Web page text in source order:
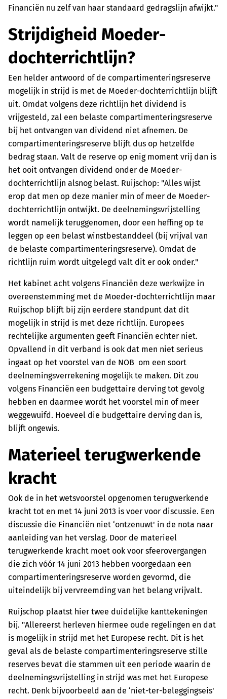
Financiën nu zelf van haar standaard gedragslijn afwijkt."
Strijdigheid Moeder-
dochterrichtlijn?
Een helder antwoord of de compartimenteringsreserve
mogelijk in strijd is met de Moeder-dochterrichtlijn blijft
uit. Omdat volgens deze richtlijn het dividend is
vrijgesteld, zal een belaste compartimenteringsreserve
bij het ontvangen van dividend niet afnemen. De
compartimenteringsreserve blijft dus op hetzelfde
bedrag staan. Valt de reserve op enig moment vrij dan is
het ooit ontvangen dividend onder de Moeder-
dochterrichtlijn alsnog belast. Ruijschop: "Alles wijst
erop dat men op deze manier min of meer de Moeder-
dochterrichtlijn ontwijkt. De deelnemingsvrijstelling
wordt namelijk teruggenomen, door een heffing op te
leggen op een belast winstbestanddeel (bij vrijval van
de belaste compartimenteringsreserve). Omdat de
richtlijn ruim wordt uitgelegd valt dit er ook onder."
Het kabinet acht volgens Financiën deze werkwijze in
overeenstemming met de Moeder-dochterrichtlijn maar
Ruijschop blijft bij zijn eerdere standpunt dat dit
mogelijk in strijd is met deze richtlijn. Europees
rechtelijke argumenten geeft Financiën echter niet.
Opvallend in dit verband is ook dat men niet serieus
ingaat op het voorstel van de NOB om een soort
deelnemingsverrekening mogelijk te maken. Dit zou
volgens Financiën een budgettaire derving tot gevolg
hebben en daarmee wordt het voorstel min of meer
weggewuifd. Hoeveel die budgettaire derving dan is,
blijft ongewis.
Materieel terugwerkende
kracht
Ook de in het wetsvoorstel opgenomen terugwerkende
kracht tot en met 14 juni 2013 is voer voor discussie. Een
discussie die Financiën niet ‘ontzenuwt' in de nota naar
aanleiding van het verslag. Door de materieel
terugwerkende kracht moet ook voor sfeerovergangen
die zich vóór 14 juni 2013 hebben voorgedaan een
compartimenteringsreserve worden gevormd, die
uiteindelijk bij vervreemding van het belang vrijvalt.
Ruijschop plaatst hier twee duidelijke kanttekeningen
bij. "Allereerst herleven hiermee oude regelingen en dat
is mogelijk in strijd met het Europese recht. Dit is het
geval als de belaste compartimenteringsreserve stille
reserves bevat die stammen uit een periode waarin de
deelnemingsvrijstelling in strijd was met het Europese
recht. Denk bijvoorbeeld aan de ‘niet-ter-beleggingseis'